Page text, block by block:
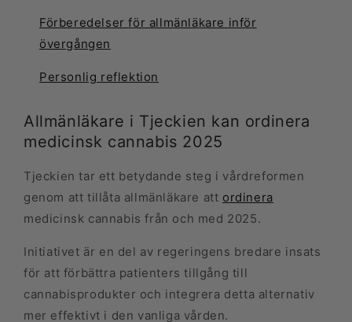
Förberedelser för allmänläkare inför
övergången
Personlig reflektion
Allmänläkare i Tjeckien kan ordinera
medicinsk cannabis 2025
Tjeckien tar ett betydande steg i vårdreformen
genom att tillåta allmänläkare att ordinera
medicinsk cannabis från och med 2025.
Initiativet är en del av regeringens bredare insats
för att förbättra patienters tillgång till
cannabisprodukter och integrera detta alternativ
mer effektivt i den vanliga vården.